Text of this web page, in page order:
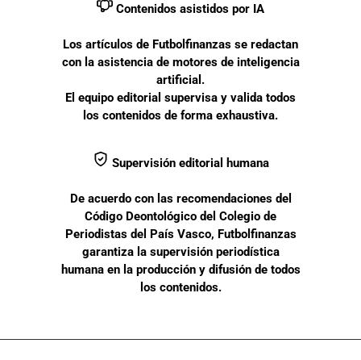
Contenidos asistidos por IA
Los artículos de Futbolfinanzas se redactan
con la asistencia de motores de inteligencia
artificial.
El equipo editorial supervisa y valida todos
los contenidos de forma exhaustiva.
Supervisión editorial humana
De acuerdo con las recomendaciones del
Código Deontológico del Colegio de
Periodistas del País Vasco, Futbolfinanzas
garantiza la supervisión periodística
humana en la producción y difusión de todos
los contenidos.